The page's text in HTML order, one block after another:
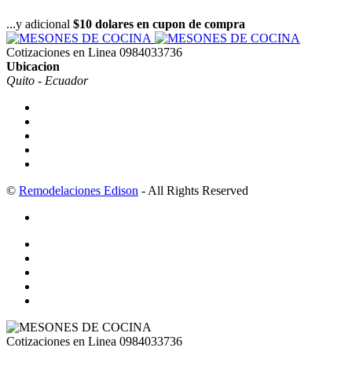
...y adicional $10 dolares en cupon de compra
Cotizaciones en Linea 0984033736
Ubicacion
Quito - Ecuador
© Remodelaciones Edison - All Rights Reserved
Cotizaciones en Linea 0984033736